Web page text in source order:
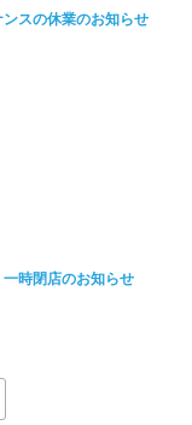
ンスの休業のお知らせ
時閉店のお知らせ